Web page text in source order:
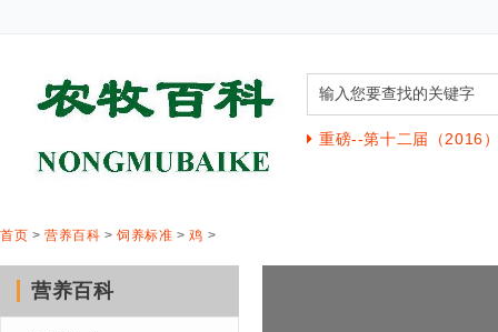
重磅--第十二届（2016
首页 >营养百科 >饲养标准 >鸡 >
营养百科